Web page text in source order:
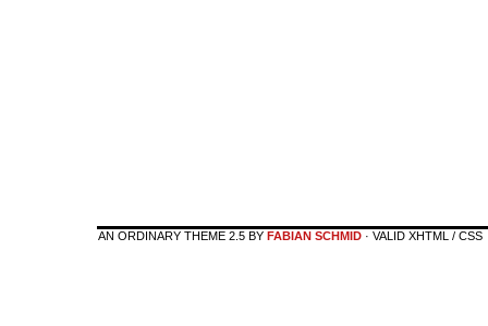
AN ORDINARY THEME 2.5 BY FABIAN SCHMID · VALID XHTML / CSS